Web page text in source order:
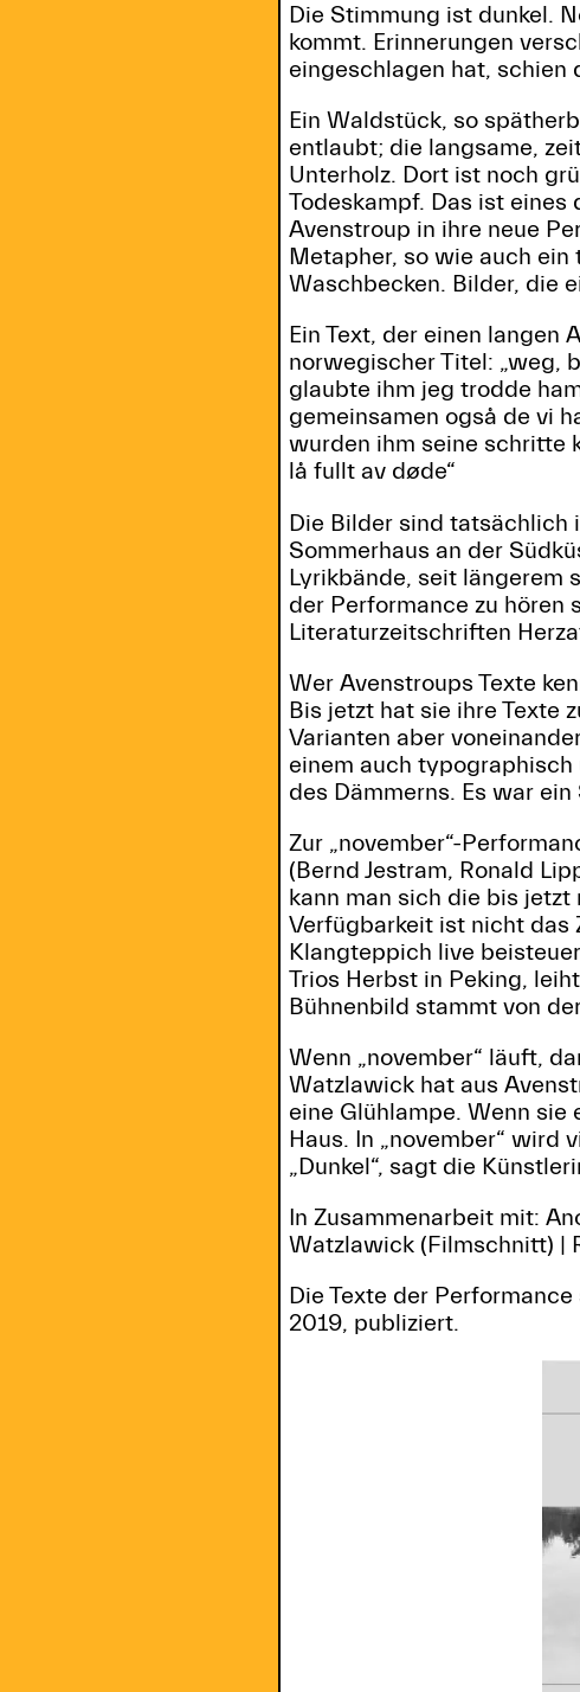
Die Stimmung ist dunkel.
kommt. Erinnerungen
eingeschlagen hat, schien
Ein Waldstück, so
entlaubt; die langsame,
Unterholz. Dort ist noch
Todeskampf. Das ist
Avenstroup in ihre neue
Metapher, so wie auch
Waschbecken. Bilder, die
Ein Text, der einen langen
norwegischer Titel: „weg,
glaubte ihm jeg trodde
gemeinsamen også de vi
wurden ihm seine schritte
lå fullt av døde“
Die Bilder sind tatsächlich
Sommerhaus an der
Lyrikbände, seit längerem
der Performance zu hören
Literaturzeitschriften
Wer Avenstroups Texte
Bis jetzt hat sie ihre Texte
Varianten aber
einem auch
des Dämmerns. Es war
Zur „november“-
(Bernd Jestram, Ronald
kann man sich die bis
Verfügbarkeit ist nicht das
Klangteppich live
Trios Herbst in Peking,
Bühnenbild stammt von
Wenn „november“ läuft,
Watzlawick hat aus
eine Glühlampe. Wenn
Haus. In „november“ wird
„Dunkel“, sagt die
In Zusammenarbeit mit:
Watzlawick (Filmschnitt) |
Die Texte der
2019, publiziert.